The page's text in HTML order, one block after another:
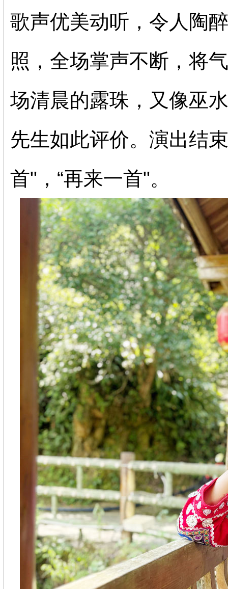
歌声优美动听，令人陶
照，全场掌声不断，将
场清晨的露珠，又像巫
先生如此评价。演出结
首"，“再来一首"。